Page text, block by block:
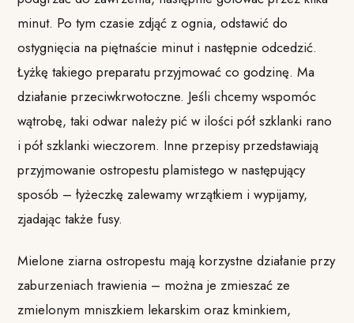
minut. Po tym czasie zdjąć z ognia, odstawić do
ostygnięcia na piętnaście minut i następnie odcedzić.
Łyżkę takiego preparatu przyjmować co godzinę. Ma
działanie przeciwkrwotoczne. Jeśli chcemy wspomóc
wątrobę, taki odwar należy pić w ilości pół szklanki rano
i pół szklanki wieczorem. Inne przepisy przedstawiają
przyjmowanie ostropestu plamistego w następujący
sposób – łyżeczkę zalewamy wrzątkiem i wypijamy,
zjadając także fusy.
Mielone ziarna ostropestu mają korzystne działanie przy
zaburzeniach trawienia – można je zmieszać ze
zmielonym mniszkiem lekarskim oraz kminkiem,